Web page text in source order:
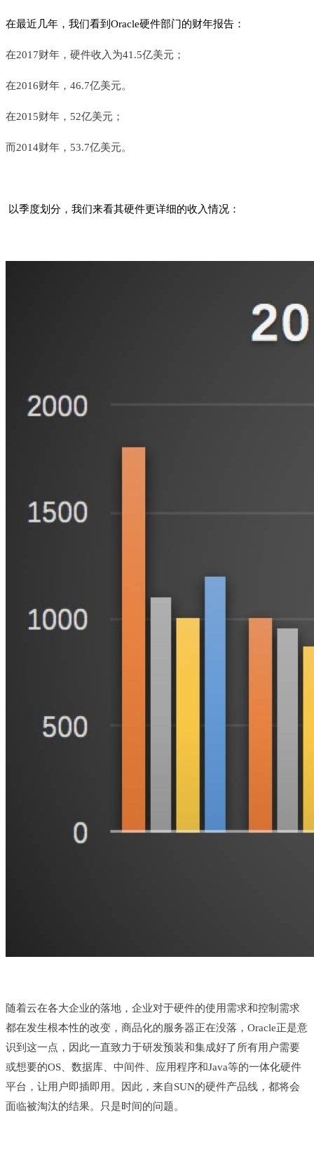
在最近几年，我们看到Oracle硬件部门的财年报告：
在2017财年，硬件收入为41.5亿美元；
在2016财年，46.7亿美元。
在2015财年，52亿美元；
而2014财年，53.7亿美元。
以季度划分，我们来看其硬件更详细的收入情况：
随着云在各大企业的落地，企业对于硬件的使用需求和控制需求
都在发生根本性的改变，商品化的服务器正在没落，Oracle正是意
识到这一点，因此一直致力于研发预装和集成好了所有用户需要
或想要的OS、数据库、中间件、应用程序和Java等的一体化硬件
平台，让用户即插即用。因此，来自SUN的硬件产品线，都将会
面临被淘汰的结果。只是时间的问题。